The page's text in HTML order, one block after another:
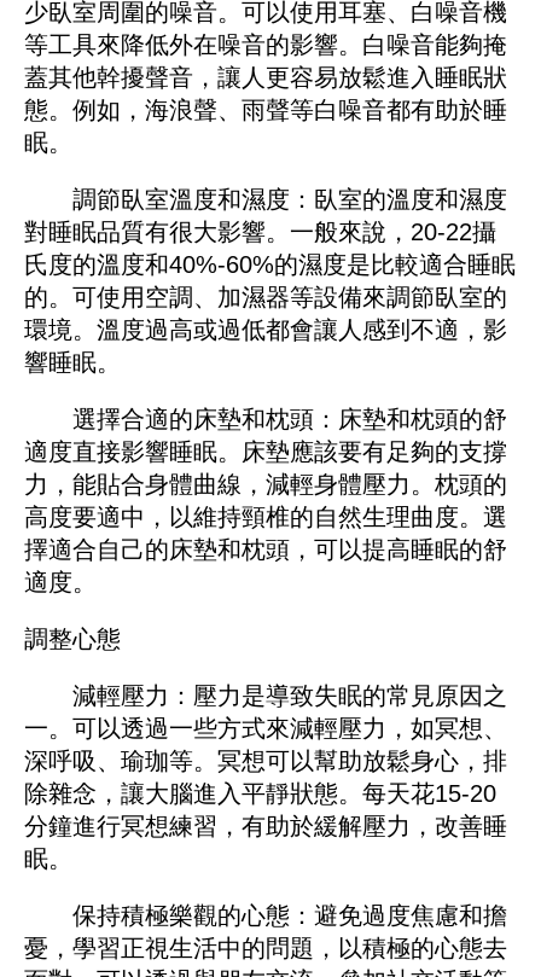
少臥室周圍的噪音。可以使用耳塞、白噪音機
等工具來降低外在噪音的影響。白噪音能夠掩
蓋其他幹擾聲音，讓人更容易放鬆進入睡眠狀
態。例如，海浪聲、雨聲等白噪音都有助於睡
眠。
調節臥室溫度和濕度：臥室的溫度和濕度
對睡眠品質有很大影響。一般來說，20-22攝
氏度的溫度和40%-60%的濕度是比較適合睡眠
的。可使用空調、加濕器等設備來調節臥室的
環境。溫度過高或過低都會讓人感到不適，影
響睡眠。
選擇合適的床墊和枕頭：床墊和枕頭的舒
適度直接影響睡眠。床墊應該要有足夠的支撐
力，能貼合身體曲線，減輕身體壓力。枕頭的
高度要適中，以維持頸椎的自然生理曲度。選
擇適合自己的床墊和枕頭，可以提高睡眠的舒
適度。
調整心態
減輕壓力：壓力是導致失眠的常見原因之
一。可以透過一些方式來減輕壓力，如冥想、
深呼吸、瑜珈等。冥想可以幫助放鬆身心，排
除雜念，讓大腦進入平靜狀態。每天花15-20
分鐘進行冥想練習，有助於緩解壓力，改善睡
眠。
保持積極樂觀的心態：避免過度焦慮和擔
憂，學習正視生活中的問題，以積極的心態去